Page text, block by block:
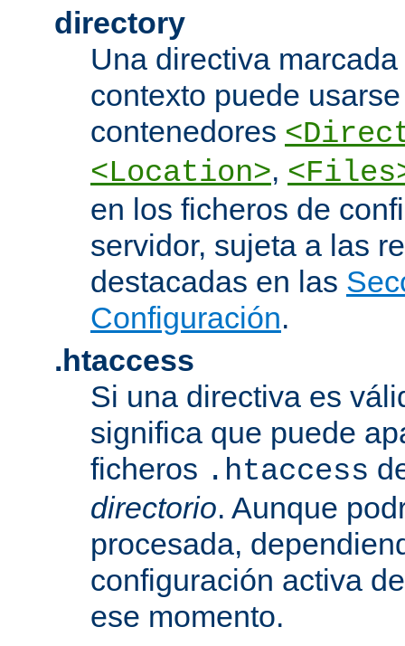
directory
Una directiva
contexto puede
contenedores
<Location>,
en los ficheros de
servidor, sujeta a las
destacadas en las
Configuración.
.htaccess
Si una directiva es
significa que puede
ficheros .htaccess
directorio. Aunque
procesada,
configuración activa
ese momento.